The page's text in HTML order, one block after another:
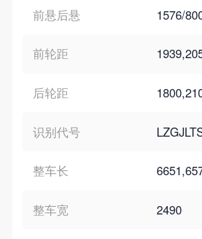
前悬后悬 1576/
前轮距
后轮距
识别代号
整车长
整车宽 2490